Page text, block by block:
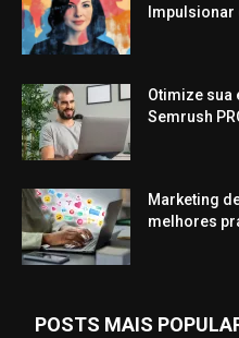
Otimize sua
Semrush
Marketing
melhores
POSTS MAIS